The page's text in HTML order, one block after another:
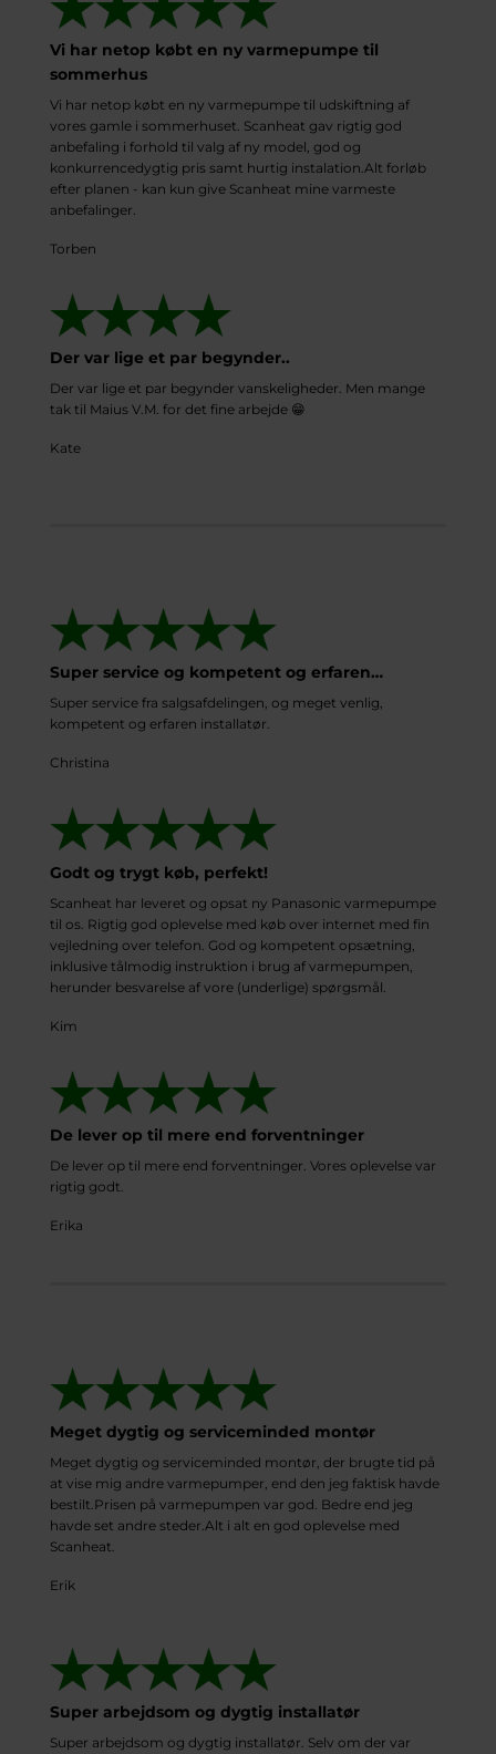
Vi har netop købt en ny varmepumpe til
sommerhus
Vi har netop købt en ny varmepumpe til udskiftning af
vores gamle i sommerhuset. Scanheat gav rigtig god
anbefaling i forhold til valg af ny model, god og
konkurrencedygtig pris samt hurtig instalation.Alt forløb
efter planen - kan kun give Scanheat mine varmeste
anbefalinger.
Torben
Der var lige et par begynder..
Der var lige et par begynder vanskeligheder. Men mange
tak til Maius V.M. for det fine arbejde 😁
Kate
Super service og kompetent og erfaren…
Super service fra salgsafdelingen, og meget venlig,
kompetent og erfaren installatør.
Christina
Godt og trygt køb, perfekt!
Scanheat har leveret og opsat ny Panasonic varmepumpe
til os. Rigtig god oplevelse med køb over internet med fin
vejledning over telefon. God og kompetent opsætning,
inklusive tålmodig instruktion i brug af varmepumpen,
herunder besvarelse af vore (underlige) spørgsmål.
Kim
De lever op til mere end forventninger
De lever op til mere end forventninger. Vores oplevelse var
rigtig godt.
Erika
Meget dygtig og serviceminded montør
Meget dygtig og serviceminded montør, der brugte tid på
at vise mig andre varmepumper, end den jeg faktisk havde
bestilt.Prisen på varmepumpen var god. Bedre end jeg
havde set andre steder.Alt i alt en god oplevelse med
Scanheat.
Erik
Super arbejdsom og dygtig installatør
Super arbejdsom og dygtig installatør. Selv om der var